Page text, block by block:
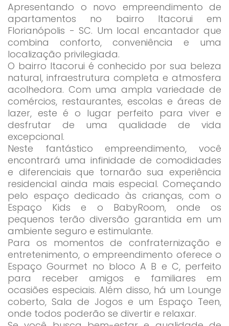
Apresentando o novo empreendimento de
apartamentos no bairro Itacorui em
Florianópolis - SC. Um local encantador que
combina conforto, conveniência e uma
localização privilegiada.
O bairro Itacorui é conhecido por sua beleza
natural, infraestrutura completa e atmosfera
acolhedora. Com uma ampla variedade de
comércios, restaurantes, escolas e áreas de
lazer, este é o lugar perfeito para viver e
desfrutar de uma qualidade de vida
excepcional.
Neste fantástico empreendimento, você
encontrará uma infinidade de comodidades
e diferenciais que tornarão sua experiência
residencial ainda mais especial. Começando
pelo espaço dedicado às crianças, com o
Espaço Kids e o BabyRoom, onde os
pequenos terão diversão garantida em um
ambiente seguro e estimulante.
Para os momentos de confraternização e
entretenimento, o empreendimento oferece o
Espaço Gourmet no bloco A B e C, perfeito
para receber amigos e familiares em
ocasiões especiais. Além disso, há um Lounge
coberto, Sala de Jogos e um Espaço Teen,
onde todos poderão se divertir e relaxar.